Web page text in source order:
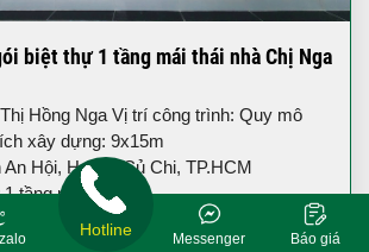
biệt thự 1 tầng mái thái nhà Chị Nga
Hồng Nga Vị trí công trình: Quy mô
xây dựng: 9x15m
Hội, Huyện Củ Chi, TP.HCM
tầng mái thái
Báo giá
Messenger
Hotline